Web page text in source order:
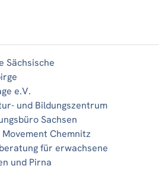
Sächsische
e.V.
und Bildungszentrum
Sachsen
Chemnitz
für erwachsene
und Pirna